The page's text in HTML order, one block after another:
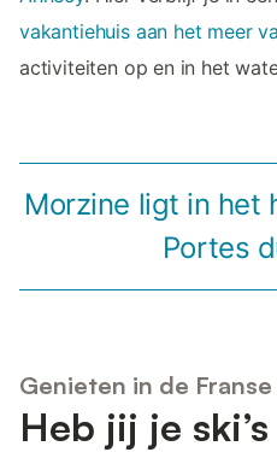
vakantiehuis aan het meer
activiteiten op en in het
Morzine ligt in het
Portes
Genieten in de
Heb jij je